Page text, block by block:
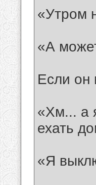
«Утром
«А
Если он
«Хм... а
ехать
«Я